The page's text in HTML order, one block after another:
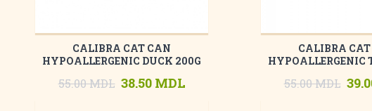
CALIBRA CAT CAN
HYPOALLERGENIC DUCK 200G
55.00 MDL 38.50 MDL
CALIBRA
HYPOALLERGENIC
55.00 MDL